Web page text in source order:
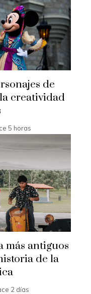
de
creatividad
5 horas
más antiguos
de la
2 días